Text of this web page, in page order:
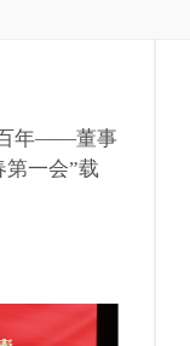
百年——董事
一会”载